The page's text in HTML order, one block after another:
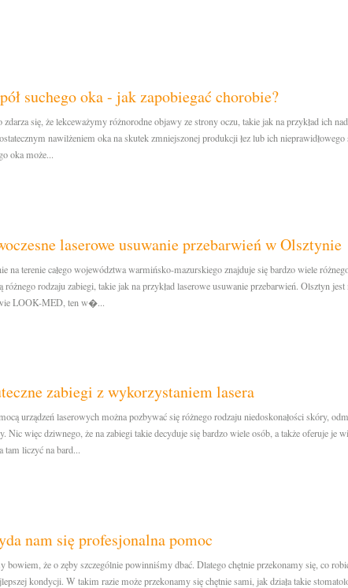
suchego oka - jak zapobiegać chorobie?
zdarza się, że lekceważymy różnorodne objawy ze strony oczu, takie jak na przykład ich
nawilżeniem oka na skutek zmniejszonej produkcji łez lub ich nieprawidłowego
oka może...
laserowe usuwanie przebarwień w Olsztynie
na terenie całego województwa warmińsko-mazurskiego znajduje się bardzo wiele
różnego rodzaju zabiegi, takie jak na przykład laserowe usuwanie przebarwień. Olsztyn
LOOK-MED, ten w�...
zabiegi z wykorzystaniem lasera
urządzeń laserowych można pozbywać się różnego rodzaju niedoskonałości skóry,
Nic więc dziwnego, że na zabiegi takie decyduje się bardzo wiele osób, a także oferuje je
tam liczyć na bard...
nam się profesjonalna pomoc
bowiem, że o zęby szczególnie powinniśmy dbać. Dlatego chętnie przekonamy się, co
kondycji. W takim razie może przekonamy się chętnie sami, jak działa takie